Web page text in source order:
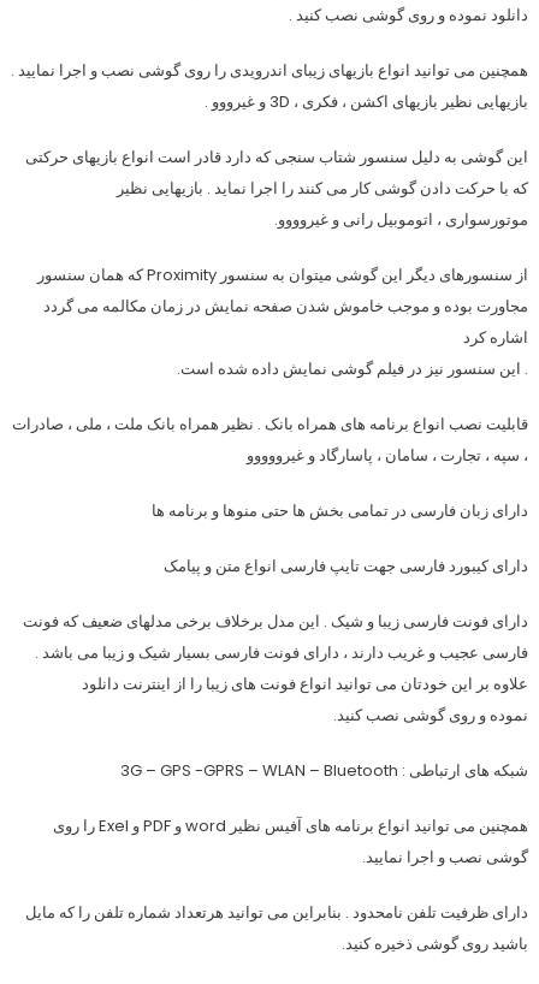
دانلود نموده و روی گوشی نصب کنید .
همچنین می توانید انواع بازیهای زیبای اندرویدی را روی گوشی نصب و اجرا نمایید .
بازیهایی نظیر بازیهای اکشن ، فکری ، 3D و غیرووو .
این گوشی به دلیل سنسور شتاب سنجی که دارد قادر است انواع بازیهای حرکتی
که با حرکت دادن گوشی کار می کنند را اجرا نماید . بازیهایی نظیر
موتورسواری ، اتوموبیل رانی و غیروووو.
از سنسورهای دیگر این گوشی میتوان به سنسور Proximity که همان سنسور
مجاورت بوده و موجب خاموش شدن صفحه نمایش در زمان مکالمه می گردد
اشاره کرد
. این سنسور نیز در فیلم گوشی نمایش داده شده است.
قابلیت نصب انواع برنامه های همراه بانک . نظیر همراه بانک ملت ، ملی ، صادرات
، سپه ، تجارت ، سامان ، پاسارگاد و غیرووووو
دارای زبان فارسی در تمامی بخش ها حتی منوها و برنامه ها
دارای کیبورد فارسی جهت تایپ فارسی انواع متن و پیامک
دارای فونت فارسی زیبا و شیک . این مدل برخلاف برخی مدلهای ضعیف که فونت
فارسی عجیب و غریب دارند ، دارای فونت فارسی بسیار شیک و زیبا می باشد .
علاوه بر این خودتان می توانید انواع فونت های زیبا را از اینترنت دانلود
نموده و روی گوشی نصب کنید.
شبکه های ارتباطی : 3G – GPS -GPRS – WLAN – Bluetooth
همچنین می توانید انواع برنامه های آفیس نظیر word و PDF و Exel را روی
گوشی نصب و اجرا نمایید.
دارای ظرفیت تلفن نامحدود . بنابراین می توانید هرتعداد شماره تلفن را که مایل
باشید روی گوشی ذخیره کنید.